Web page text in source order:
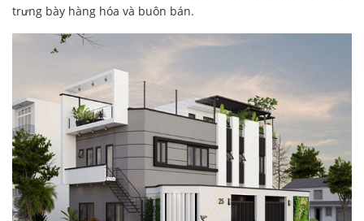
trưng bày hàng hóa và buôn bán.